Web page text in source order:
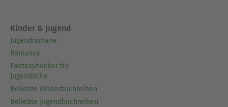
Kinder & Jugend
Jugendromane
Romance
Fantasybücher für
Jugendliche
Beliebte Kinderbuchreihen
Beliebte Jugendbuchreihen